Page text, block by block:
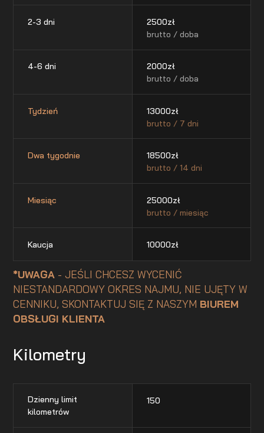
2-3 dni 2500zł
brutto / doba
4-6 dni 2000zł
brutto / doba
Tydzień 13000zł
brutto / 7 dni
Dwa tygodnie 18500zł
brutto / 14 dni
Miesiąc 25000zł
brutto / miesiąc
Kaucja 10000zł
*UWAGA - JEŚLI CHCESZ WYCENIĆ
NIESTANDARDOWY OKRES NAJMU, NIE UJĘTY W
CENNIKU, SKONTAKTUJ SIĘ Z NASZYM BIUREM
OBSŁUGI KLIENTA
Kilometry
Dzienny limit
kilometrów
150